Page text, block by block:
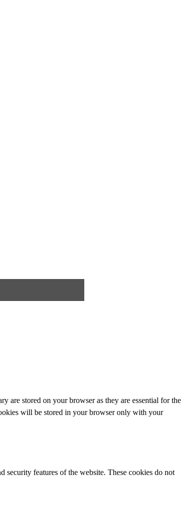
are stored on your browser as they are essential for the
will be stored in your browser only with your
security features of the website. These cookies do not